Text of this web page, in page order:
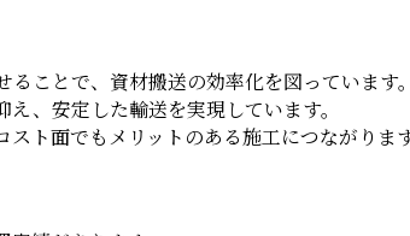
ことで、資材搬送の効率化を図っています。
、安定した輸送を実現しています。
ト面でもメリットのある施工につながります